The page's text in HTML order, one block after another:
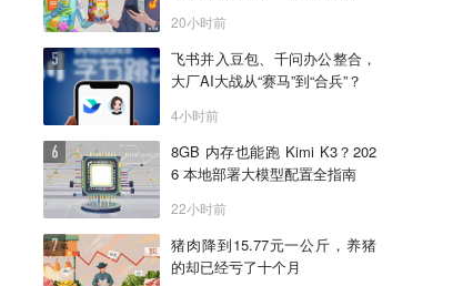
20小时前
飞书并入豆包、千问办公整合，
大厂AI大战从“赛马”到“合兵”？
4小时前
8GB 内存也能跑 Kimi K3？202
6 本地部署大模型配置全指南
22小时前
猪肉降到15.77元一公斤，养猪
的却已经亏了十个月